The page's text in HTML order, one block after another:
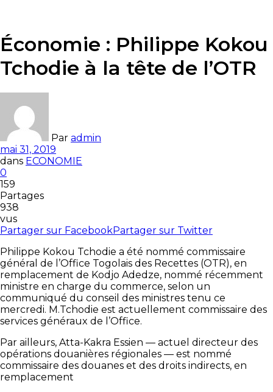
Économie : Philippe Kokou
Tchodie à la tête de l’OTR
Par admin
mai 31, 2019
dans ECONOMIE
0
159
Partages
938
vus
Partager sur FacebookPartager sur Twitter
Philippe Kokou Tchodie a été nommé commissaire
général de l’Office Togolais des Recettes (OTR), en
remplacement de Kodjo Adedze, nommé récemment
ministre en charge du commerce, selon un
communiqué du conseil des ministres tenu ce
mercredi. M.Tchodie est actuellement commissaire des
services généraux de l’Office.
Par ailleurs, Atta-Kakra Essien — actuel directeur des
opérations douanières régionales — est nommé
commissaire des douanes et des droits indirects, en
remplacement